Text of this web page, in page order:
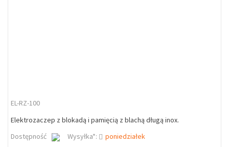
EL-RZ-100
Elektrozaczep z blokadą i pamięcią z blachą długą inox.
Dostępność
Wysyłka*: poniedziałek